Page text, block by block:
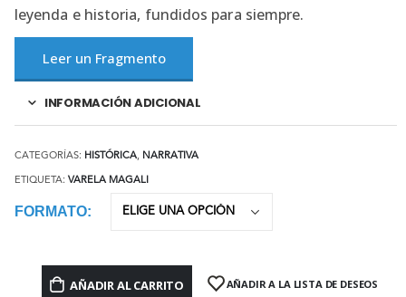
leyenda e historia, fundidos para siempre.
Leer un Fragmento
INFORMACIÓN ADICIONAL
CATEGORÍAS: HISTÓRICA, NARRATIVA
ETIQUETA: VARELA MAGALI
FORMATO
AÑADIR AL CARRITO AÑADIR A LA LISTA DE DESEOS